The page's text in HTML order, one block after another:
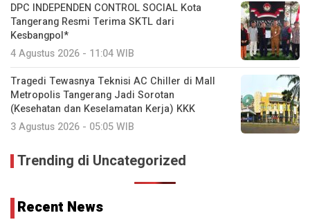
DPC INDEPENDEN CONTROL SOCIAL Kota
Tangerang Resmi Terima SKTL dari
Kesbangpol*
4 Agustus 2026 - 11:04 WIB
Tragedi Tewasnya Teknisi AC Chiller di Mall
Metropolis Tangerang Jadi Sorotan
(Kesehatan dan Keselamatan Kerja) KKK
3 Agustus 2026 - 05:05 WIB
Trending di Uncategorized
Recent News